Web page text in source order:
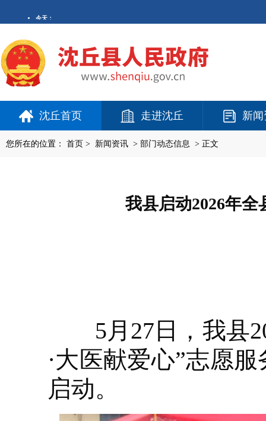
沈丘首页 走进沈丘 新
您所在的位置： 首页 > 新闻资讯 > 部门动态信息 > 正文
我县启动2026年全
5月27日，我县
·大医献爱心”志愿
启动。